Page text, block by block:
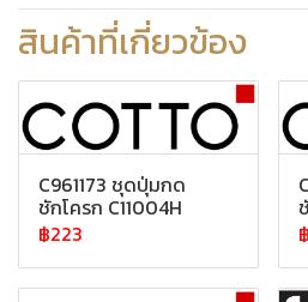
สินค้าที่เกี่ยวข้อง
C961173 ชุดปุ่มกด
ชักโครก C11004H
฿223